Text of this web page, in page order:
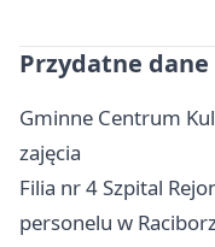
Przydatne
Gminne Centrum
zajęcia
Filia nr 4 Szpital
personelu w